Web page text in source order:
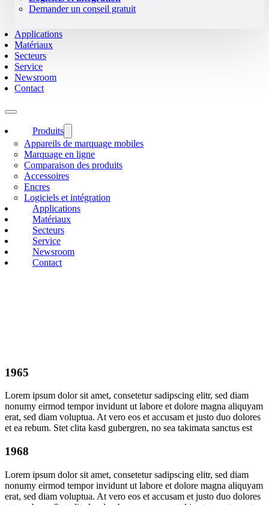
Demander un conseil gratuit
Applications
Matériaux
Secteurs
Service
Newsroom
Contact
Produits
Appareils de marquage mobiles
Marquage en ligne
Comparaison des produits
Accessoires
Encres
Logiciels et intégration
Applications
Matériaux
Secteurs
Service
Newsroom
Contact
1965
Lorem ipsum dolor sit amet, consetetur sadipscing elitr, sed diam
nonumy eirmod tempor invidunt ut labore et dolore magna aliquyam
erat, sed diam voluptua. At vero eos et accusam et justo duo dolores
et ea rebum. Stet clita kasd gubergren, no sea takimata sanctus est
1968
Lorem ipsum dolor sit amet, consetetur sadipscing elitr, sed diam
nonumy eirmod tempor invidunt ut labore et dolore magna aliquyam
erat, sed diam voluptua. At vero eos et accusam et justo duo dolores